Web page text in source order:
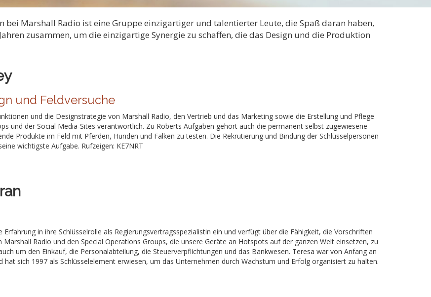
Marshall Radio ist eine Gruppe einzigartiger und talentierter Leute, die Spaß daran haben,
zusammen, um die einzigartige Synergie zu schaffen, die das Design und die Produktion
und Feldversuche
und die Designstrategie von Marshall Radio, den Vertrieb und das Marketing sowie die Erstellung und Pflege
und der Social Media-Sites verantwortlich. Zu Roberts Aufgaben gehört auch die permanent selbst zugewiesene
Produkte im Feld mit Pferden, Hunden und Falken zu testen. Die Rekrutierung und Bindung der Schlüsselpersonen
wichtigste Aufgabe. Rufzeigen: KE7NRT
Erfahrung in ihre Schlüsselrolle als Regierungsvertragsspezialistin ein und verfügt über die Fähigkeit, die Vorschriften
Marshall Radio und den Special Operations Groups, die unsere Geräte an Hotspots auf der ganzen Welt einsetzen, zu
um den Einkauf, die Personalabteilung, die Steuerverpflichtungen und das Bankwesen. Teresa war von Anfang an
hat sich 1997 als Schlüsselelement erwiesen, um das Unternehmen durch Wachstum und Erfolg organisiert zu halten.